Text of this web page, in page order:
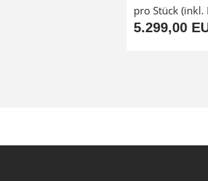
pro Stück (inkl.
5.299,00